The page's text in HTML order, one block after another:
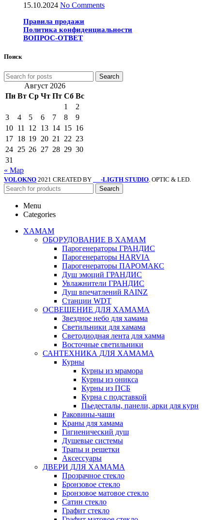
15.10.2024 No Comments
Правила продажи
Политика конфиденциальности
ВОПРОС-ОТВЕТ
Поиск
Search
Август 2026
Пн Вт Ср Чт Пт Сб Вс
1
2
3
4 5 6 7 8
9
10 11 12 13 14 15 16
17 18 19 20 21 22 23
24 25 26 27 28 29 30
31
« Мар
VOLOKNO 2021 CREATED BY -LIGTH STUDIO. OPTIC & LED.
Search
Menu
Categories
ХАМАМ
ОБОРУДОВАНИЕ В ХАМАМ
Парогенераторы ГРАНДИС
Парогенераторы HARVIA
Парогенераторы ПАРОМАКС
Душ эмоций ГРАНДИС
Увлажнители ГРАНДИС
Душ впечатлений RAINZ
Станции WDT
ОСВЕЩЕНИЕ ДЛЯ ХАМАМА
Звездное небо для хамама
Светильники для хамама
Светодиодная лента для хамма
Восточные светильники
САНТЕХНИКА ДЛЯ ХАМАМА
Курны
Курны из мрамора
Курны из оникса
Курны из ПСБ
Курна с подставкой
Пьедесталы, панели, арки для курн
Раковины-чаши
Краны для хамама
Гигиенический душ
Душевые системы
Трапы и решетки
Аксессуары
ДВЕРИ ДЛЯ ХАМАМА
Прозрачное стекло
Бронзовое стекло
Бронзовое матовое стекло
Сатин стекло
Графит стекло